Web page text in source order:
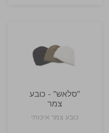
"סלאש" - כובע
צמר
כובע צמר איכותי